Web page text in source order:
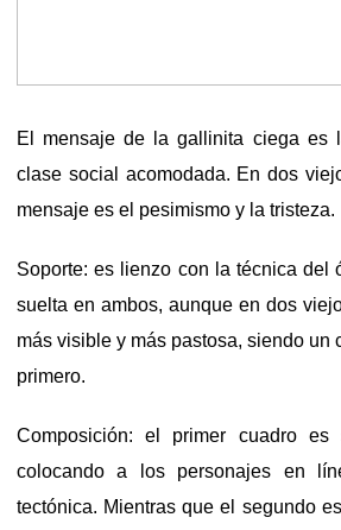
El mensaje de la gallinita ciega es
clase social acomodada. En dos
mensaje es el pesimismo y la tristeza.
Soporte: es lienzo con la técnica del
suelta en ambos, aunque en dos
más visible y más pastosa, siendo un
primero.
Composición: el primer cuadro es
colocando a los personajes en
tectónica. Mientras que el segundo